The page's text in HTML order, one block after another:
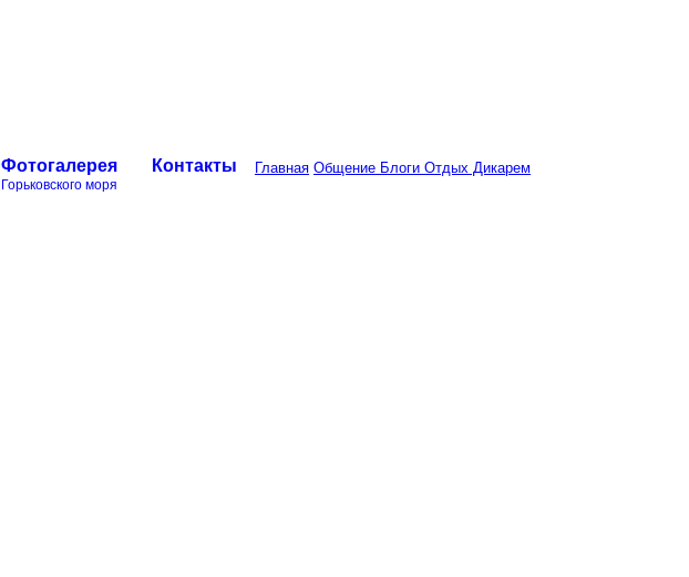
Фотогалерея
Горьковского моря
Контакты Главная Общение Блоги Отдых Дикарем